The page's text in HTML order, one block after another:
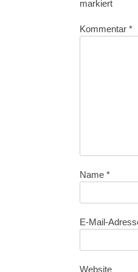
markiert
Kommentar *
Name *
E-Mail-
Website